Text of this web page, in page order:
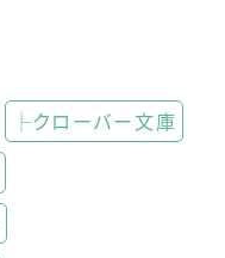
├クローバー文庫